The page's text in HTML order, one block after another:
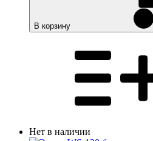
В корзину
Нет в наличии